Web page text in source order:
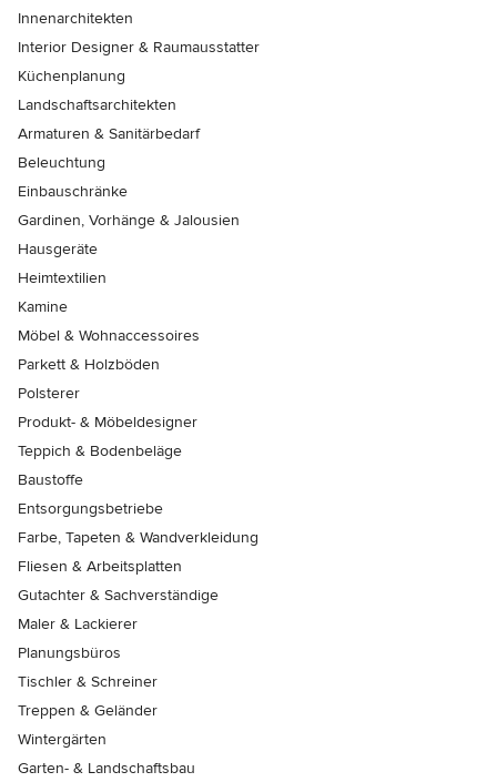
Innenarchitekten
Interior Designer & Raumausstatter
Küchenplanung
Landschaftsarchitekten
Armaturen & Sanitärbedarf
Beleuchtung
Einbauschränke
Gardinen, Vorhänge & Jalousien
Hausgeräte
Heimtextilien
Kamine
Möbel & Wohnaccessoires
Parkett & Holzböden
Polsterer
Produkt- & Möbeldesigner
Teppich & Bodenbeläge
Baustoffe
Entsorgungsbetriebe
Farbe, Tapeten & Wandverkleidung
Fliesen & Arbeitsplatten
Gutachter & Sachverständige
Maler & Lackierer
Planungsbüros
Tischler & Schreiner
Treppen & Geländer
Wintergärten
Garten- & Landschaftsbau